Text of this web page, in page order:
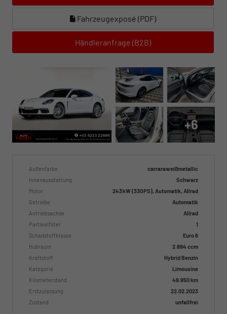
Fahrzeugexposé (PDF)
Händleranfrage (B2B)
+6
Außenfarbe
carraraweißmetallic
Innenausstattung
Schwarz
Motor
243 kW (330 PS), Automatik, Allrad
Getriebe
Automatik
Antriebsachse
Allrad
Partikelfilter
1
Schadstoffklasse
Euro 6
Hubraum
2.894 ccm
Kraftstoff
Hybrid Benzin
Kategorie
Limousine
Kilometerstand
49.950 km
Erstzulassung
22.02.2023
Zustand
unfallfrei